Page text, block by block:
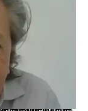
conforme al procedimiento establecido.